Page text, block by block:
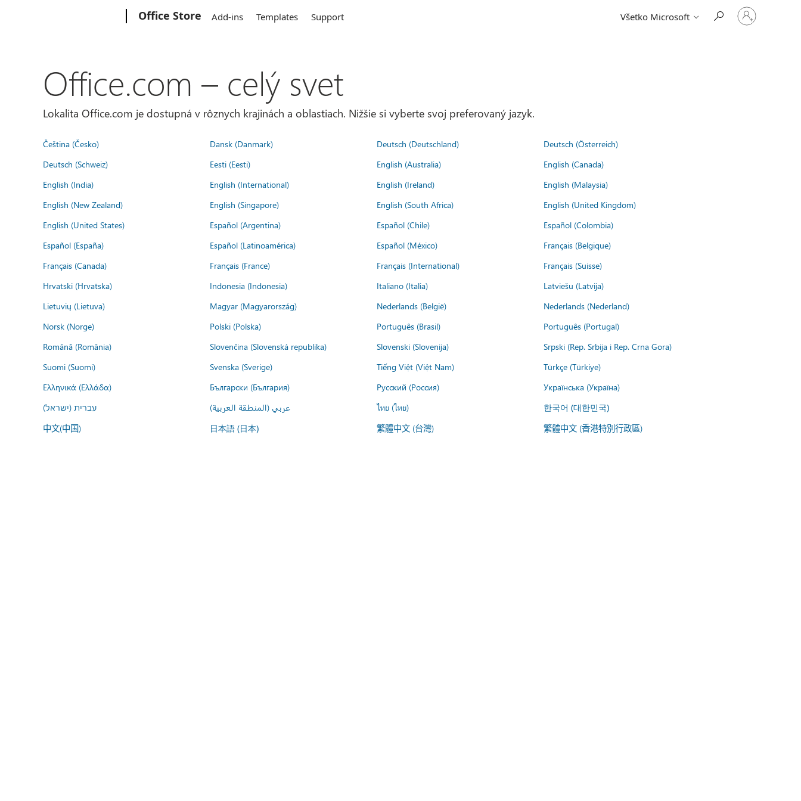
Office Store Add-ins Templates Support Všetko Microsoft
Prihláste
sa
Office.com – celý svet
Lokalita Office.com je dostupná v rôznych krajinách a oblastiach. Nižšie si vyberte svoj preferovaný jazyk.
Čeština (Česko) Dansk (Danmark) Deutsch (Deutschland)
Deutsch (Österreich)
Deutsch (Schweiz)
Eesti (Eesti) English (Australia)
English (Canada)
English (India)
English (International) English (Ireland)
English (Malaysia)
English (New Zealand)
English (Singapore) English (South Africa)
English (United Kingdom)
English (United States)
Español (Argentina) Español (Chile)
Español (Colombia)
Español (España)
Español (Latinoamérica) Español (México)
Français (Belgique)
Français (Canada)
Français (France) Français (International)
Français (Suisse)
Hrvatski (Hrvatska)
Indonesia (Indonesia) Italiano (Italia)
Latviešu (Latvija)
Lietuvių (Lietuva)
Magyar (Magyarország) Nederlands (België)
Nederlands (Nederland)
Norsk (Norge)
Polski (Polska) Português (Brasil)
Português (Portugal)
Română (România)
Slovenčina (Slovenská republika) Slovenski (Slovenija)
Srpski (Rep. Srbija i Rep. Crna Gora)
Suomi (Suomi)
Svenska (Sverige) Tiếng Việt (Việt Nam)
Türkçe (Türkiye)
Ελληνικά (Ελλάδα)
Български (България) Русский (Россия)
Українська (Україна)
עברית (ישראל)
عربي (المنطقة العربية) ไทย (ไทย) 한국어 (대한민국)
中文(中国) 日本語 (日本) 繁體中文 (台灣) 繁體中文 (香港特別行政區)